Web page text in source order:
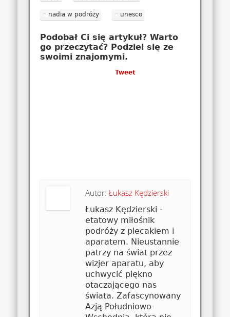
nadia w podróży unesco
Podobał Ci się artykuł? Warto
go przeczytać? Podziel się ze
swoimi znajomymi.
Tweet
Autor:Łukasz Kędzierski
Łukasz Kędzierski -
etatowy miłośnik
podróży z plecakiem i
aparatem. Nieustannie
patrzy na świat przez
wizjer aparatu, aby
uchwycić piękno
otaczającego nas
świata. Zafascynowany
Azją Południowo-